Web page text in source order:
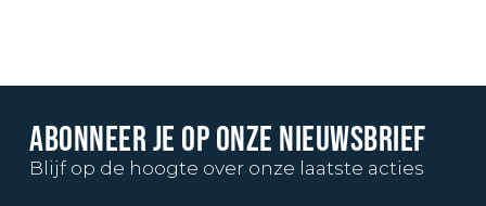
ABONNEER JE OP ONZE NIEUWSBRIEF
Blijf op de hoogte over onze laatste acties